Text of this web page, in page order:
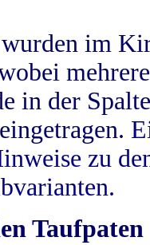
im
in der
zu
Taufpaten